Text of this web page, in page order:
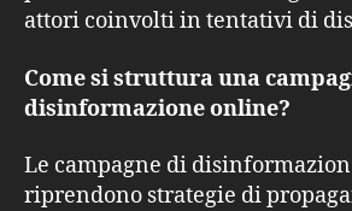
attori coinvolti in tentativi di
Come si struttura una
disinformazione online?
Le campagne di
riprendono strategie di